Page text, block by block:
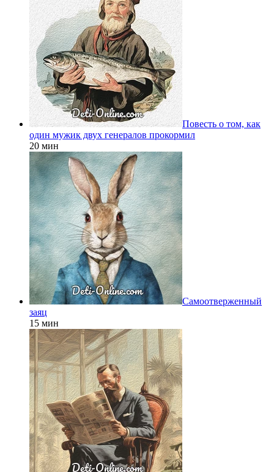
Повесть о том, как
один мужик двух генералов прокормил
20 мин
Самоотверженный
заяц
15 мин